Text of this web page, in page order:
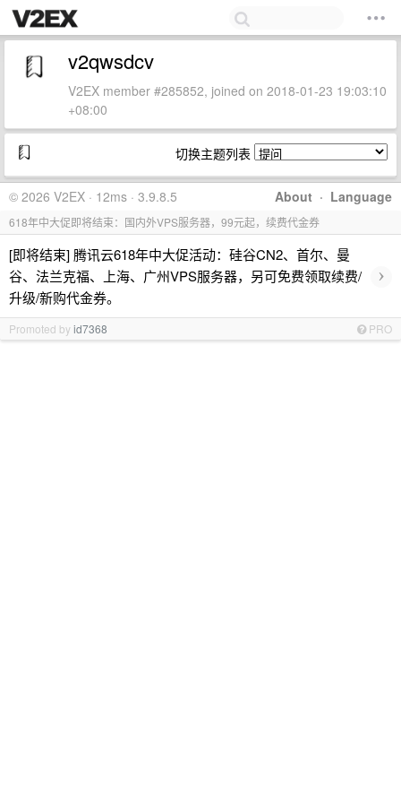
v2qwsdcv
V2EX member #285852, joined on 2018-01-23 19:03:10
+08:00
切换主题列表
About · Language
© 2026 V2EX · 12ms · 3.9.8.5
618年中大促即将结束：国内外VPS服务器，99元起，续费代金券
[即将结束] 腾讯云618年中大促活动：硅谷CN2、首尔、曼
谷、法兰克福、上海、广州VPS服务器，另可免费领取续费/
升级/新购代金券。
›
Promoted byid7368 PRO